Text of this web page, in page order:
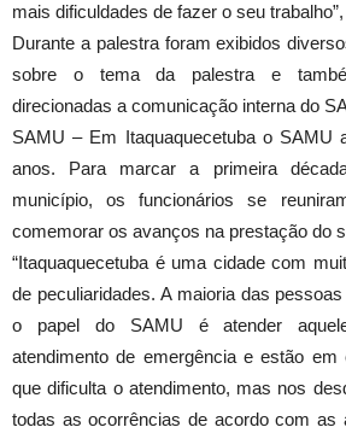
mais dificuldades de fazer o seu
Durante a palestra foram exibidos
sobre o tema da palestra e
direcionadas a comunicação interna do
SAMU – Em Itaquaquecetuba o SAMU
anos. Para marcar a primeira
município, os funcionários se
comemorar os avanços na prestação do
“Itaquaquecetuba é uma cidade com
de peculiaridades. A maioria das
o papel do SAMU é atender
atendimento de emergência e estão
que dificulta o atendimento, mas nos
todas as ocorrências de acordo com as